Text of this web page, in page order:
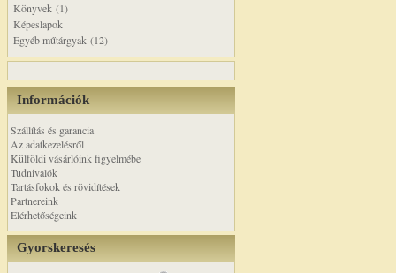
Könyvek (1)
Képeslapok
Egyéb műtárgyak (12)
Információk
Szállítás és garancia
Az adatkezelésről
Külföldi vásárlóink figyelmébe
Tudnivalók
Tartásfokok és rövidítések
Partnereink
Elérhetőségeink
Gyorskeresés